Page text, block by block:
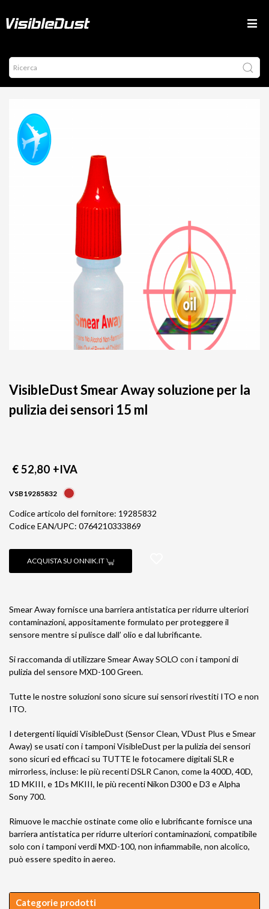
VisibleDust Smear Away soluzione per la
pulizia dei sensori 15 ml
€ 52,80 +IVA
VSB19285832
Codice articolo del fornitore: 19285832
Codice EAN/UPC: 0764210333869
ACQUISTA SU ONNIK.IT
Smear Away fornisce una barriera antistatica per ridurre ulteriori
contaminazioni, appositamente formulato per proteggere il
sensore mentre si pulisce dall’ olio e dal lubrificante.
Si raccomanda di utilizzare Smear Away SOLO con i tamponi di
pulizia del sensore MXD-100 Green.
Tutte le nostre soluzioni sono sicure sui sensori rivestiti ITO e non
ITO.
I detergenti liquidi VisibleDust (Sensor Clean, VDust Plus e Smear
Away) se usati con i tamponi VisibleDust per la pulizia dei sensori
sono sicuri ed efficaci su TUTTE le fotocamere digitali SLR e
mirrorless, incluse: le più recenti DSLR Canon, come la 400D, 40D,
1D MKIII, e 1Ds MKIII, le più recenti Nikon D300 e D3 e Alpha
Sony 700.
Rimuove le macchie ostinate come olio e lubrificante fornisce una
barriera antistatica per ridurre ulteriori contaminazioni, compatibile
solo con i tamponi verdi MXD-100, non infiammabile, non alcolico,
può essere spedito in aereo.
Categorie prodotti